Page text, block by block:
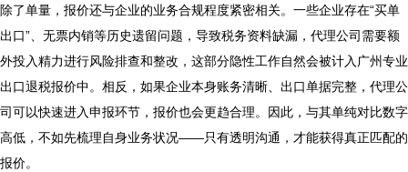
除了单量，报价还与企业的业务合规程度紧密相关。一些企业存在“买单
出口”、无票内销等历史遗留问题，导致税务资料缺漏，代理公司需要额
外投入精力进行风险排查和整改，这部分隐性工作自然会被计入广州专业
出口退税报价中。相反，如果企业本身账务清晰、出口单据完整，代理公
司可以快速进入申报环节，报价也会更趋合理。因此，与其单纯对比数字
高低，不如先梳理自身业务状况——只有透明沟通，才能获得真正匹配的
报价。